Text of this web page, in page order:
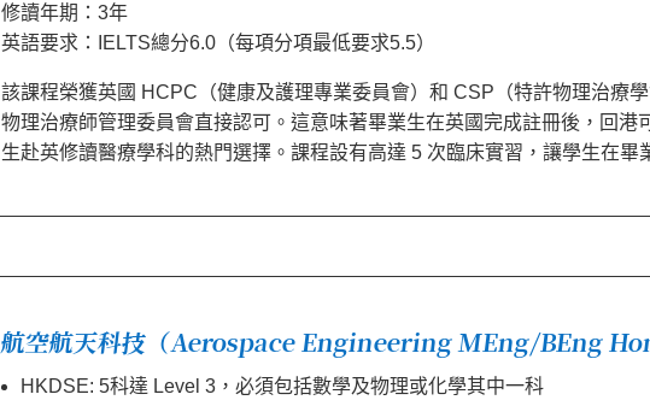
修讀年期：3年
英語要求：IELTS總分6.0（每項分項最低要求5.5）
該課程榮獲英國 HCPC（健康及護理專業委員會）和 CSP（特許物理治療
物理治療師管理委員會直接認可。這意味著畢業生在英國完成註冊後，回港
生赴英修讀醫療學科的熱門選擇。課程設有高達 5 次臨床實習，讓學生在畢
航空航天科技（Aerospace Engineering MEng/BEng
HKDSE: 5科達 Level 3，必須包括數學及物理或化學其中一科